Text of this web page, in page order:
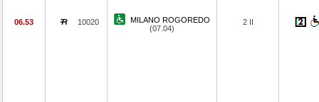
06.53 10020
MILANO ROGOREDO
(07.04)
2 II